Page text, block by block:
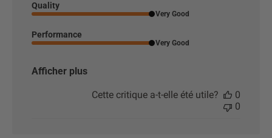
e
e
i
Quality
Very Good
Performance
Very Good
Afficher plus
Cette critique a-t-elle été utile?
0
0